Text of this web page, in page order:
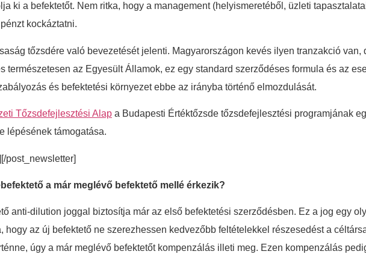
ki a befektetőt. Nem ritka, hogy a management (helyismeretéből, üzleti
kockáztatni.
tőzsdére való bevezetését jelenti. Magyarországon kevés ilyen tranzakció van,
természetesen az Egyesült Államok, ez egy standard szerződéses formula és az
és befektetési környezet ebbe az irányba történő elmozdulását.
Tőzsdefejlesztési Alap a Budapesti Értéktőzsde tőzsdefejlesztési programjának
lépésének támogatása.
post_newsletter]
a már meglévő befektető mellé érkezik?
anti-dilution joggal biztosítja már az első befektetési szerződésben. Ez a jog egy
az új befektető ne szerezhessen kedvezőbb feltételekkel részesedést a
úgy a már meglévő befektetőt kompenzálás illeti meg. Ezen kompenzálás